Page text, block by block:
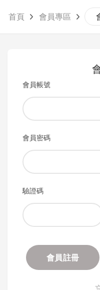
首頁 會員專區
會員帳號
會員密碼
驗證碼
會員註冊